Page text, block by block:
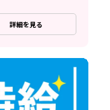
詳細を見る